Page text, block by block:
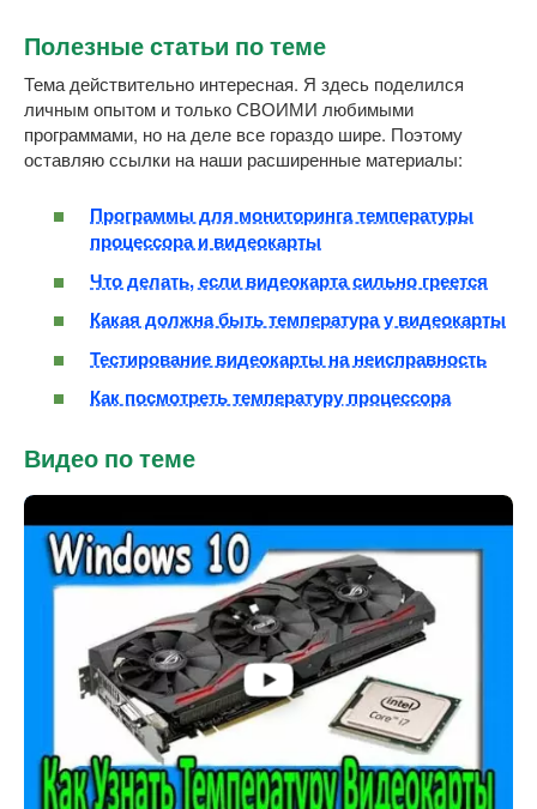
Полезные статьи по теме
Тема действительно интересная. Я здесь поделился
личным опытом и только СВОИМИ любимыми
программами, но на деле все гораздо шире. Поэтому
оставляю ссылки на наши расширенные материалы:
Программы для мониторинга температуры
процессора и видеокарты
Что делать, если видеокарта сильно греется
Какая должна быть температура у видеокарты
Тестирование видеокарты на неисправность
Как посмотреть температуру процессора
Видео по теме